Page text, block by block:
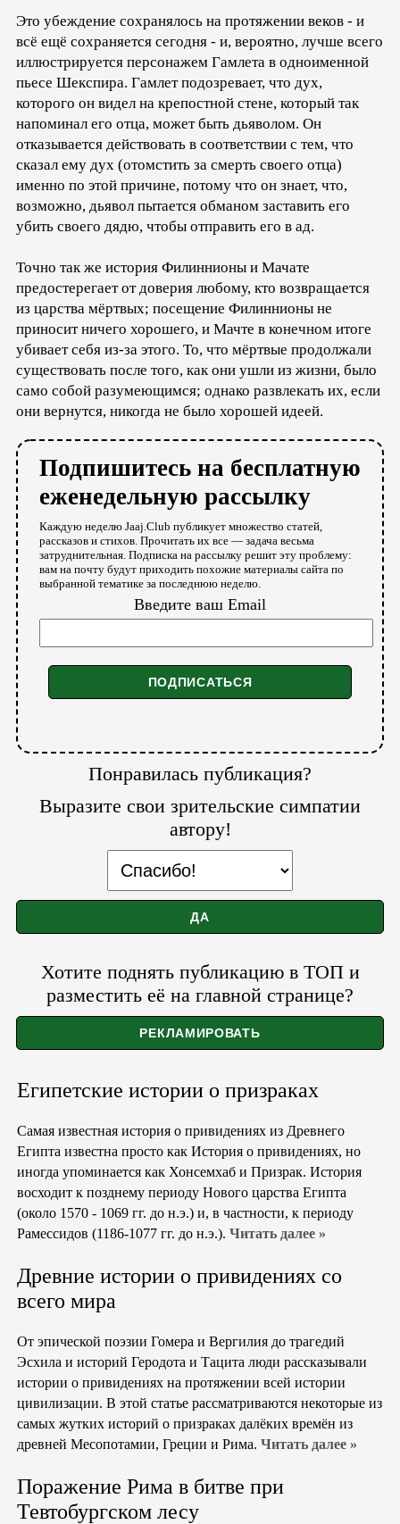
Это убеждение сохранялось на протяжении веков - и
всё ещё сохраняется сегодня - и, вероятно, лучше всего
иллюстрируется персонажем Гамлета в одноименной
пьесе Шекспира. Гамлет подозревает, что дух,
которого он видел на крепостной стене, который так
напоминал его отца, может быть дьяволом. Он
отказывается действовать в соответствии с тем, что
сказал ему дух (отомстить за смерть своего отца)
именно по этой причине, потому что он знает, что,
возможно, дьявол пытается обманом заставить его
убить своего дядю, чтобы отправить его в ад.
Точно так же история Филиннионы и Мачате
предостерегает от доверия любому, кто возвращается
из царства мёртвых; посещение Филиннионы не
приносит ничего хорошего, и Мачте в конечном итоге
убивает себя из-за этого. То, что мёртвые продолжали
существовать после того, как они ушли из жизни, было
само собой разумеющимся; однако развлекать их, если
они вернутся, никогда не было хорошей идеей.
Подпишитесь на бесплатную
еженедельную рассылку
Каждую неделю Jaaj.Club публикует множество статей,
рассказов и стихов. Прочитать их все — задача весьма
затруднительная. Подписка на рассылку решит эту проблему:
вам на почту будут приходить похожие материалы сайта по
выбранной тематике за последнюю неделю.
Введите ваш Email
Понравилась публикация?
Выразите свои зрительские симпатии
автору!
Хотите поднять публикацию в ТОП и
разместить её на главной странице?
Египетские истории о призраках
Самая известная история о привидениях из Древнего
Египта известна просто как История о привидениях, но
иногда упоминается как Хонсемхаб и Призрак. История
восходит к позднему периоду Нового царства Египта
(около 1570 - 1069 гг. до н.э.) и, в частности, к периоду
Рамессидов (1186-1077 гг. до н.э.). Читать далее »
Древние истории о привидениях со
всего мира
От эпической поэзии Гомера и Вергилия до трагедий
Эсхила и историй Геродота и Тацита люди рассказывали
истории о привидениях на протяжении всей истории
цивилизации. В этой статье рассматриваются некоторые из
самых жутких историй о призраках далёких времён из
древней Месопотамии, Греции и Рима. Читать далее »
Поражение Рима в битве при
Тевтобургском лесу